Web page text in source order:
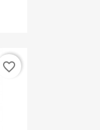
favorite_border